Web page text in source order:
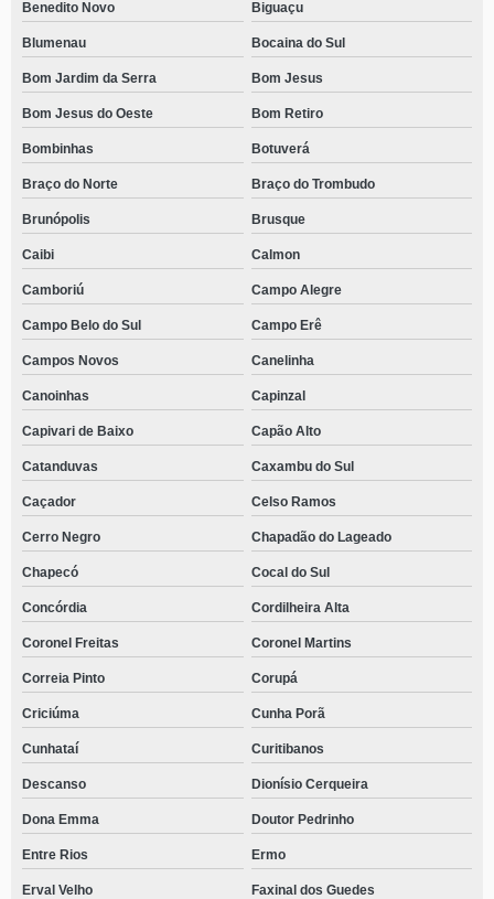
Benedito Novo Biguaçu
Blumenau Bocaina do Sul
Bom Jardim da Serra Bom Jesus
Bom Jesus do Oeste Bom Retiro
Bombinhas Botuverá
Braço do Norte Braço do Trombudo
Brunópolis Brusque
Caibi Calmon
Camboriú Campo Alegre
Campo Belo do Sul Campo Erê
Campos Novos Canelinha
Canoinhas Capinzal
Capivari de Baixo Capão Alto
Catanduvas Caxambu do Sul
Caçador Celso Ramos
Cerro Negro Chapadão do Lageado
Chapecó Cocal do Sul
Concórdia Cordilheira Alta
Coronel Freitas Coronel Martins
Correia Pinto Corupá
Criciúma Cunha Porã
Cunhataí Curitibanos
Descanso Dionísio Cerqueira
Dona Emma Doutor Pedrinho
Entre Rios Ermo
Erval Velho Faxinal dos Guedes